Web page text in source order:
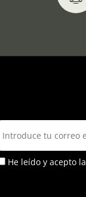
He leído y acepto la